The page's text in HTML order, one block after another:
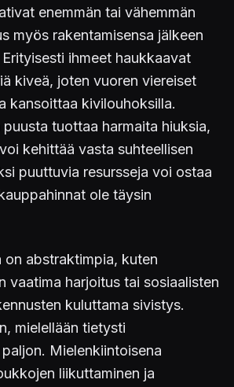
enemmän tai vähemmän
myös rakentamisensa jälkeen
ihmeet haukkaavat
kiveä, joten vuoren viereiset
kansoittaa kivilouhoksilla.
tuottaa harmaita hiuksia,
kehittää vasta suhteellisen
puuttuvia resursseja voi ostaa
ole täysin
on abstraktimpia, kuten
vaatima harjoitus tai sosiaalisten
kuluttama sivistys.
mielellään tietysti
Mielenkiintoisena
liikuttaminen ja